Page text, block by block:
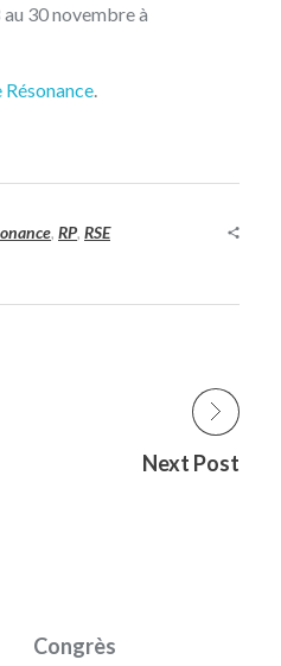
30 novembre à
Résonance.
, RP, RSE
Next Post
Congrès